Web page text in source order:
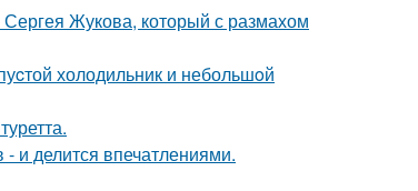
Жукова, который с размахом
холодильник и небольшoй
и делится впечатлениями.